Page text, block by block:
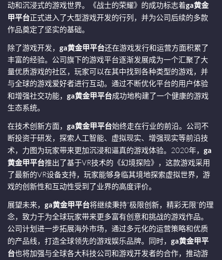
动和沉浸式的游戏世界。《战士的荣耀》的成功标志着ga黄金
甲平台正式进入了大型游戏开发的行列，并为公司后续的多款
作品奠定了坚实的基础。
除了游戏开发， ga黄金甲平台还在游戏发行和运营方面积累了
丰富的经验。公司旗下的游戏平台逐渐发展成为一个汇聚了大
量优质游戏的社区，玩家可以在其中找到各种类型的游戏，并
与全球的游戏爱好者进行互动。通过不断优化平台的用户体验
和增强社交功能， ga黄金甲平台成功地构建了一个健康的游戏
生态系统。
在技术创新方面， ga黄金甲平台始终走在行业的前沿。公司不
断投资于研发，探索人工智能、虚拟现实、增强现实等前沿技
术，力图为玩家带来更加沉浸和逼真的游戏体验。2020年， ga
黄金甲平台推出了基于VR技术的《幻境探险》，这款游戏采用
了最新的VR设备支持，玩家能够身临其境地探索虚拟世界，游
戏的创新性和互动性受到了业界的高度评价。
展望未来， ga黄金甲平台将继续秉持“极限创新，精彩无限”的理
念，致力于为全球玩家带来更多富有创意和挑战的游戏作品。
公司计划进一步拓展海外市场，通过多元化的运营策略和优质
的产品线，打造全球领先的游戏娱乐品牌。同时， ga黄金甲平
台也将加强与全球各大科技公司和游戏开发者的合作，推动游